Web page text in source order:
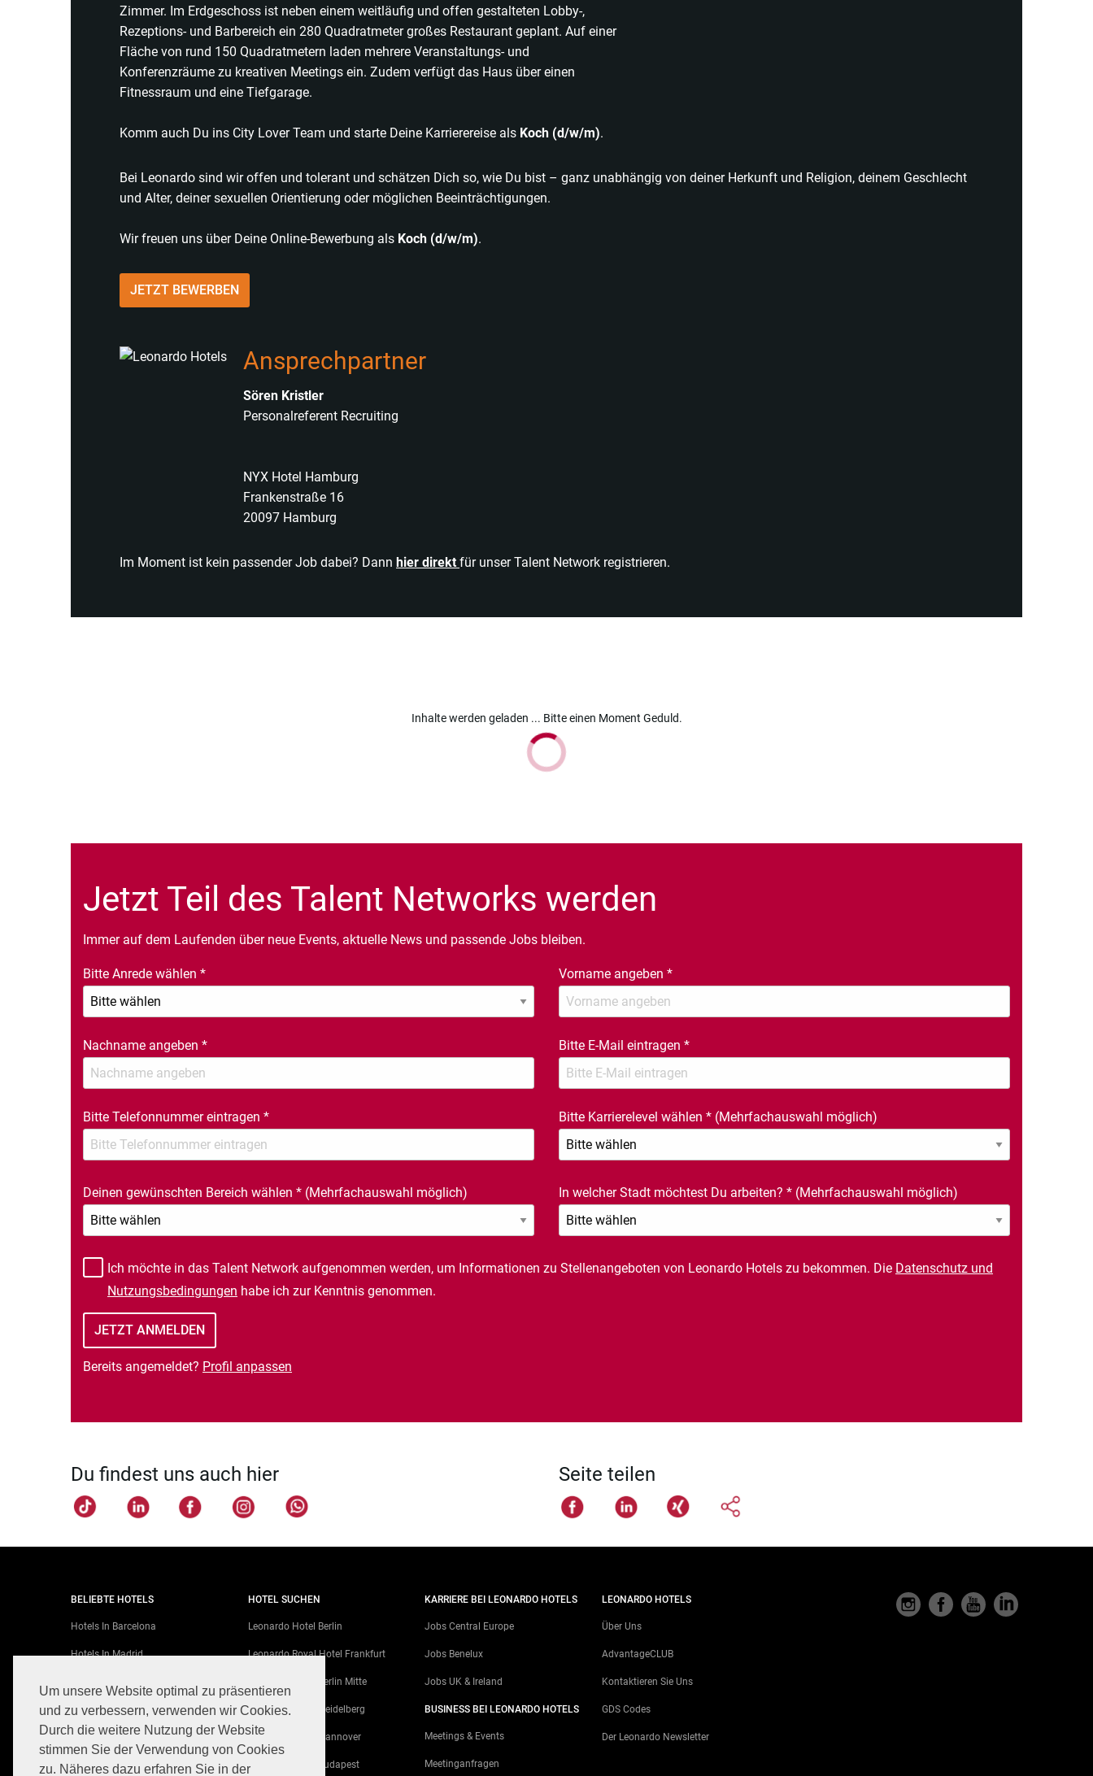
Um unsere Website optimal zu präsentieren
und zu verbessern, verwenden wir Cookies.
Durch die weitere Nutzung der Website
stimmen Sie der Verwendung von Cookies
zu. Näheres dazu erfahren Sie in der
Zimmer. Im Erdgeschoss ist neben einem weitläufig und offen gestalteten Lobby-,
Rezeptions- und Barbereich ein 280 Quadratmeter großes Restaurant geplant. Auf einer
Fläche von rund 150 Quadratmetern laden mehrere Veranstaltungs- und
Konferenzräume zu kreativen Meetings ein. Zudem verfügt das Haus über einen
Fitnessraum und eine Tiefgarage.
Komm auch Du ins City Lover Team und starte Deine Karrierereise als Koch (d/w/m).
Bei Leonardo sind wir offen und tolerant und schätzen Dich so, wie Du bist – ganz unabhängig von deiner Herkunft und Religion, deinem Geschlecht
und Alter, deiner sexuellen Orientierung oder möglichen Beeinträchtigungen.
Wir freuen uns über Deine Online-Bewerbung als Koch (d/w/m).
JETZT BEWERBEN
Ansprechpartner
Sören Kristler
Personalreferent Recruiting
NYX Hotel Hamburg
Frankenstraße 16
20097 Hamburg
Im Moment ist kein passender Job dabei? Dann hier direkt für unser Talent Network registrieren.
Inhalte werden geladen ... Bitte einen Moment Geduld.
Jetzt Teil des Talent Networks werden
Immer auf dem Laufenden über neue Events, aktuelle News und passende Jobs bleiben.
Bitte Anrede wählen * Vorname angeben *
Nachname angeben * Bitte E-Mail eintragen *
Bitte Telefonnummer eintragen * Bitte Karrierelevel wählen * (Mehrfachauswahl möglich)
Deinen gewünschten Bereich wählen * (Mehrfachauswahl möglich) In welcher Stadt möchtest Du arbeiten? * (Mehrfachauswahl möglich)
Ich möchte in das Talent Network aufgenommen werden, um Informationen zu Stellenangeboten von Leonardo Hotels zu bekommen. Die Datenschutz und
Nutzungsbedingungen habe ich zur Kenntnis genommen.
Bereits angemeldet? Profil anpassen
Du findest uns auch hier Seite teilen
BELIEBTE HOTELS
Hotels In Barcelona
Hotels In Madrid
Hotels In Venice
Hotels In München
Hotels In Wien
HOTEL SUCHEN
Leonardo Hotel Berlin
Leonardo Royal Hotel Frankfurt
Leonardo Hotel Berlin Mitte
Leonardo Hotel Heidelberg
Leonardo Hotel Hannover
Leonardo Hotel Budapest
KARRIERE BEI LEONARDO HOTELS
Jobs Central Europe
Jobs Benelux
Jobs UK & Ireland
BUSINESS BEI LEONARDO HOTELS
Meetings & Events
Meetinganfragen
LEONARDO HOTELS
Über Uns
AdvantageCLUB
Kontaktieren Sie Uns
GDS Codes
Der Leonardo Newsletter